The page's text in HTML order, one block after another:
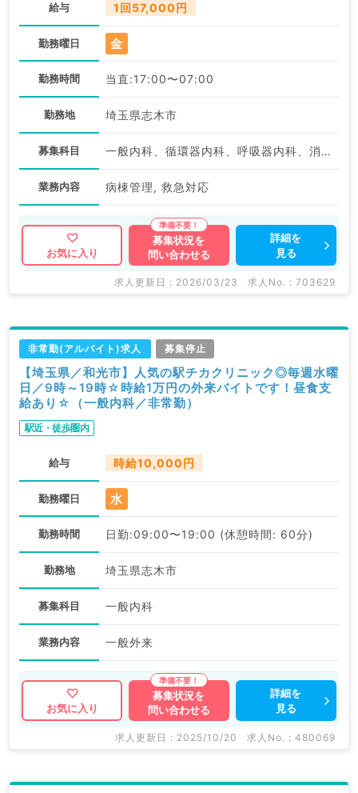
給与 1回57,000円
勤務曜日 金
勤務時間 当直:17:00〜07:00
勤務地 埼玉県志木市
募集科目 一般内科、循環器内科、呼吸器内科、消化器内科、内分泌・代謝内科
業務内容 病棟管理, 救急対応
お気に入り
募集状況を
問い合わせる
詳細を
見る
求人更新日 : 2026/03/23 求人No. : 703629
非常勤(アルバイト)求人 募集停止
【埼玉県／和光市】人気の駅チカクリニック◎毎週水曜
日／9時～19時☆時給1万円の外来バイトです！昼食支
給あり☆（一般内科／非常勤）
駅近・徒歩圏内
給与 時給10,000円
勤務曜日 水
勤務時間 日勤:09:00〜19:00 (休憩時間: 60分)
勤務地 埼玉県志木市
募集科目 一般内科
業務内容 一般外来
お気に入り
募集状況を
問い合わせる
詳細を
見る
求人更新日 : 2025/10/20 求人No. : 480069